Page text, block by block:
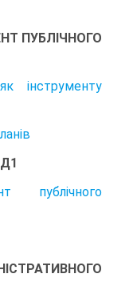
ПУБЛІЧНОГО
інструменту
публічного